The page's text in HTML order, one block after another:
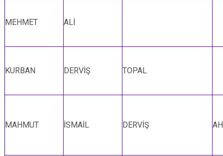
MEHMET ALİ
KURBAN DERVİŞ TOPAL
MAHMUT İSMAİL DERVİŞ